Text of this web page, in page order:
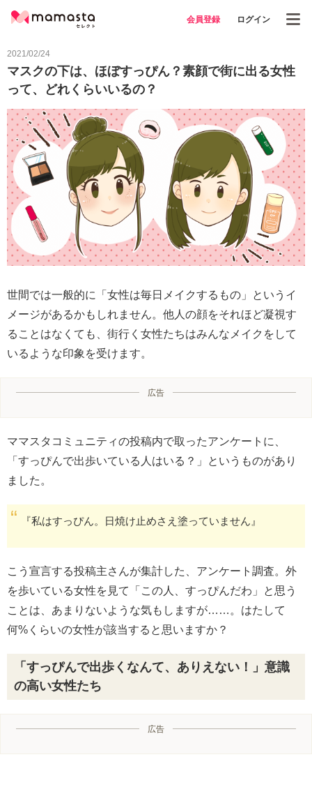
会員登録 ログイン
2021/02/24
マスクの下は、ほぼすっぴん？素顔で街に出る女性
って、どれくらいいるの？
世間では一般的に「女性は毎日メイクするもの」というイ
メージがあるかもしれません。他人の顔をそれほど凝視す
ることはなくても、街行く女性たちはみんなメイクをして
いるような印象を受けます。
広告
ママスタコミュニティの投稿内で取ったアンケートに、
「すっぴんで出歩いている人はいる？」というものがあり
ました。
『私はすっぴん。日焼け止めさえ塗っていません』
こう宣言する投稿主さんが集計した、アンケート調査。外
を歩いている女性を見て「この人、すっぴんだわ」と思う
ことは、あまりないような気もしますが……。はたして
何%くらいの女性が該当すると思いますか？
「すっぴんで出歩くなんて、ありえない！」意識
の高い女性たち
広告